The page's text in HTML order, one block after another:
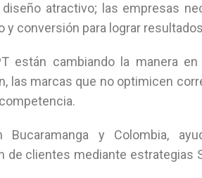
atractivo; las empresas
y conversión para lograr
están cambiando la manera
las marcas que no optimicen
y Colombia,
de clientes mediante estrategias